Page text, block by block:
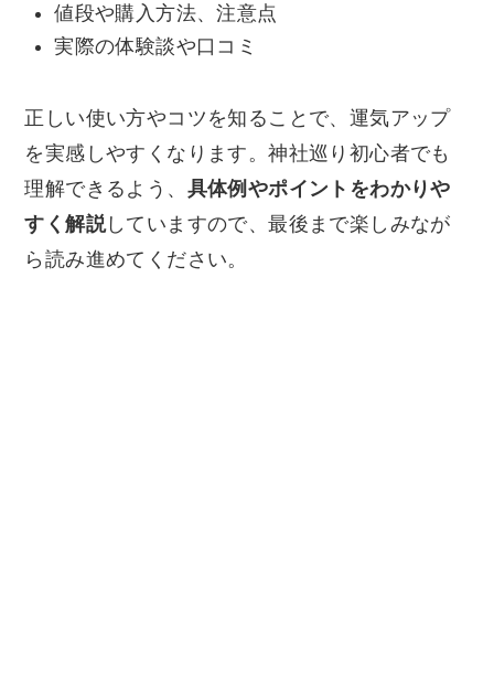
値段や購入方法、注意点
実際の体験談や口コミ
正しい使い方やコツを知ることで、運気アップ
を実感しやすくなります。神社巡り初心者でも
理解できるよう、 具体例やポイントをわかりや
すく解説していますので、最後まで楽しみなが
ら読み進めてください。